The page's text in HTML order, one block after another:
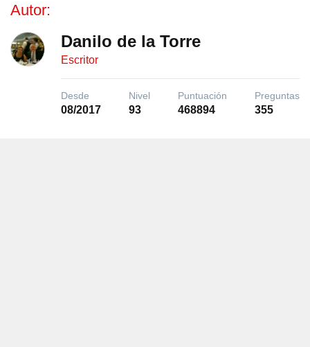
Autor:
Danilo de la Torre
Escritor
Desde
08/2017
Nivel
93
Puntuación
468894
Preguntas
355